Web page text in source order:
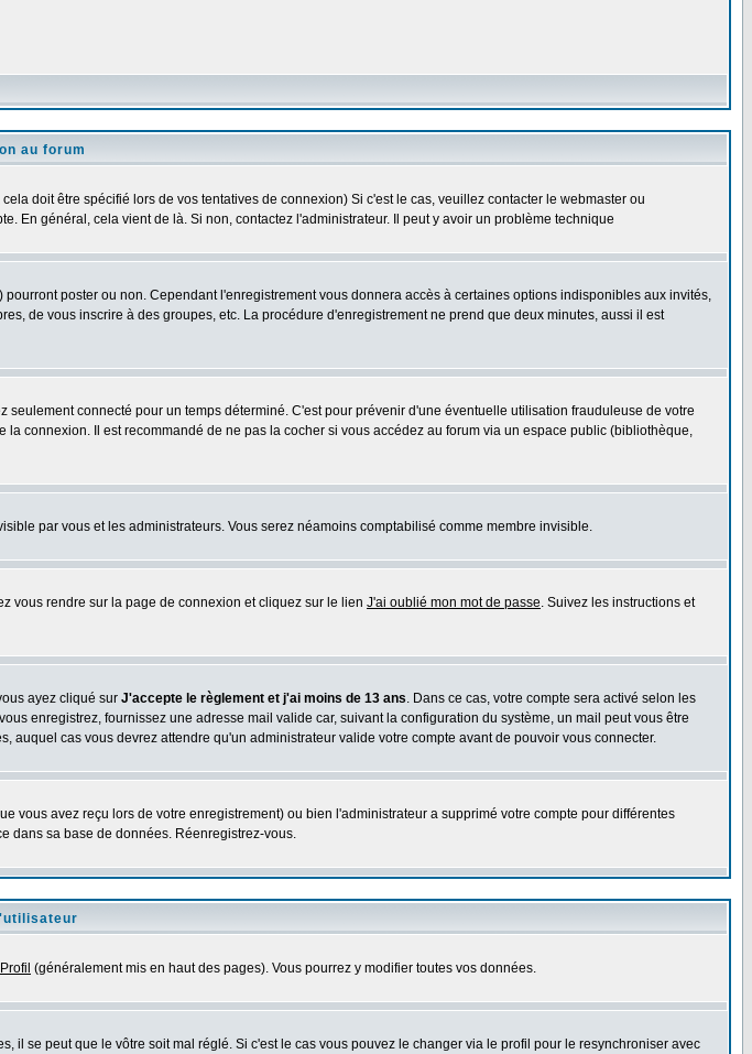
au forum
doit être spécifié lors de vos tentatives de connexion) Si c'est le cas, veuillez contacter le webmaster ou
En général, cela vient de là. Si non, contactez l'administrateur. Il peut y avoir un problème technique
poster ou non. Cependant l'enregistrement vous donnera accès à certaines options indisponibles aux invités,
de vous inscrire à des groupes, etc. La procédure d'enregistrement ne prend que deux minutes, aussi il est
seulement connecté pour un temps déterminé. C'est pour prévenir d'une éventuelle utilisation frauduleuse de votre
la connexion. Il est recommandé de ne pas la cocher si vous accédez au forum via un espace public (bibliothèque,
par vous et les administrateurs. Vous serez néamoins comptabilisé comme membre invisible.
vous rendre sur la page de connexion et cliquez sur le lien J'ai oublié mon mot de passe. Suivez les instructions et
ayez cliqué sur J'accepte le règlement et j'ai moins de 13 ans. Dans ce cas, votre compte sera activé selon les
enregistrez, fournissez une adresse mail valide car, suivant la configuration du système, un mail peut vous être
cas vous devrez attendre qu'un administrateur valide votre compte avant de pouvoir vous connecter.
vous avez reçu lors de votre enregistrement) ou bien l'administrateur a supprimé votre compte pour différentes
dans sa base de données. Réenregistrez-vous.
Profil (généralement mis en haut des pages). Vous pourrez y modifier toutes vos données.
il se peut que le vôtre soit mal réglé. Si c'est le cas vous pouvez le changer via le profil pour le resynchroniser avec